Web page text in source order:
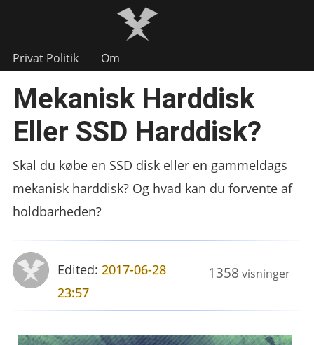
Privat Politik Om
Mekanisk Harddisk
Eller SSD Harddisk?
Skal du købe en SSD disk eller en gammeldags
mekanisk harddisk? Og hvad kan du forvente af
holdbarheden?
1358 visninger
Edited:2017-06-28
23:57